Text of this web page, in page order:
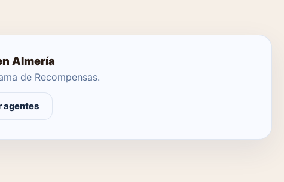
Almería
de Recompensas.
agentes